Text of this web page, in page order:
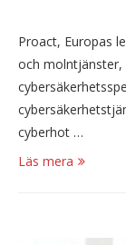
Proact, Europas
och molntjänster,
cyberhot …
Läs mera